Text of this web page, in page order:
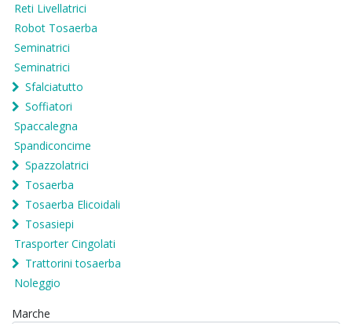
Reti Livellatrici
Robot Tosaerba
Seminatrici
Seminatrici
Sfalciatutto
Soffiatori
Spaccalegna
Spandiconcime
Spazzolatrici
Tosaerba
Tosaerba Elicoidali
Tosasiepi
Trasporter Cingolati
Trattorini tosaerba
Noleggio
Marche